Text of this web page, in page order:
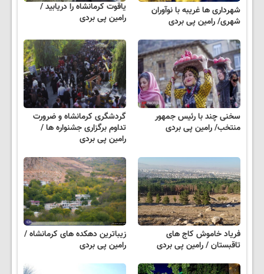
شهرداری ها غریبه با نوآوران
شهری/ رامین پی بردی
یاقوت کرمانشاه را دریابید /
رامین پی بردی
سخنی چند با رئیس جمهور
منتخب/ رامین پی بردی
گردشگری کرمانشاه و ضرورت
تداوم برگزاری جشنواره ها /
رامین پی بردی
فریاد خاموش کاج های
تاقبستان / رامین پی بردی
زیباترین دهکده های کرمانشاه /
رامین پی بردی